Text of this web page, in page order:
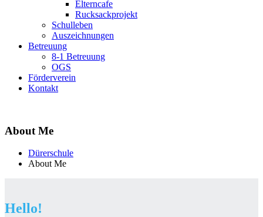
Elterncafe
Rucksackprojekt
Schulleben
Auszeichnungen
Betreuung
8-1 Betreuung
OGS
Förderverein
Kontakt
About Me
Dürerschule
About Me
Hello!